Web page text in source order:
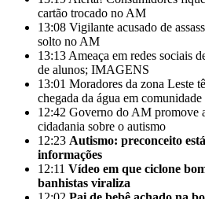
cartão trocado no AM
13:08 Vigilante acusado de
solto no AM
13:13 Ameaça em redes sociais
de alunos; IMAGENS
13:01 Moradores da zona Leste
chegada da água em
12:42 Governo do AM promove
cidadania sobre o autismo
12:23 Autismo: preconceito
informações
12:11 Vídeo em que ciclone
banhistas viraliza